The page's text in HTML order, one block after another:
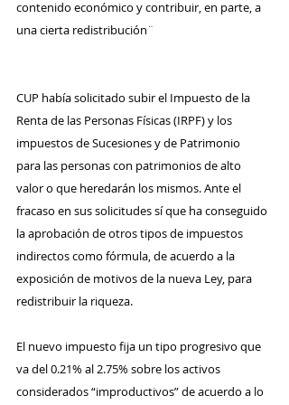
contenido económico y contribuir, en parte, a
una cierta redistribución¨
CUP había solicitado subir el Impuesto de la
Renta de las Personas Físicas (IRPF) y los
impuestos de Sucesiones y de Patrimonio
para las personas con patrimonios de alto
valor o que heredarán los mismos. Ante el
fracaso en sus solicitudes sí que ha conseguido
la aprobación de otros tipos de impuestos
indirectos como fórmula, de acuerdo a la
exposición de motivos de la nueva Ley, para
redistribuir la riqueza.
El nuevo impuesto fija un tipo progresivo que
va del 0.21% al 2.75% sobre los activos
considerados “improductivos” de acuerdo a lo